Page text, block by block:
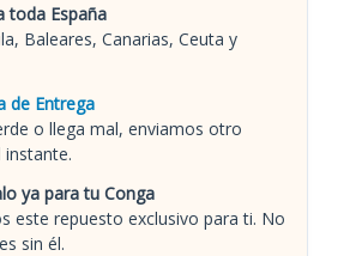
toda España
Baleares, Canarias, Ceuta y
de Entrega
o llega mal, enviamos otro
instante.
ya para tu Conga
este repuesto exclusivo para ti. No
sin él.